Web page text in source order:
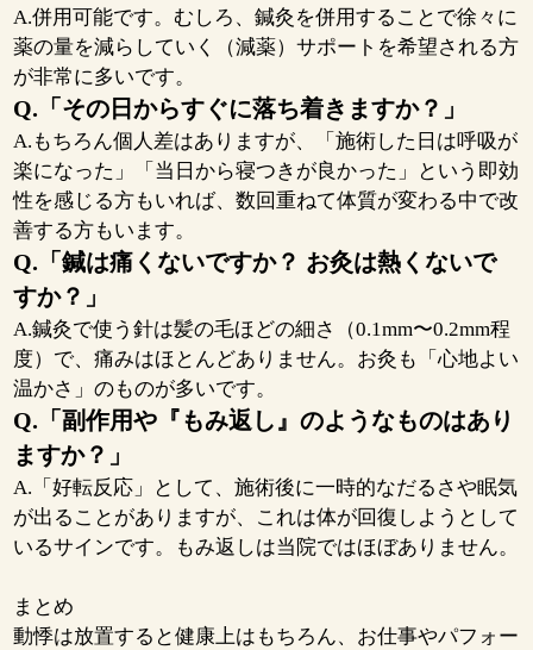
A.併用可能です。むしろ、鍼灸を併用することで徐々に
薬の量を減らしていく（減薬）サポートを希望される方
が非常に多いです。
Q.「その日からすぐに落ち着きますか？」
A.もちろん個人差はありますが、「施術した日は呼吸が
楽になった」「当日から寝つきが良かった」という即効
性を感じる方もいれば、数回重ねて体質が変わる中で改
善する方もいます。
Q.「鍼は痛くないですか？ お灸は熱くないで
すか？」
A.鍼灸で使う針は髪の毛ほどの細さ（0.1mm〜0.2mm程
度）で、痛みはほとんどありません。お灸も「心地よい
温かさ」のものが多いです。
Q.「副作用や『もみ返し』のようなものはあり
ますか？」
A.「好転反応」として、施術後に一時的なだるさや眠気
が出ることがありますが、これは体が回復しようとして
いるサインです。もみ返しは当院ではほぼありません。
まとめ
動悸は放置すると健康上はもちろん、お仕事やパフォー